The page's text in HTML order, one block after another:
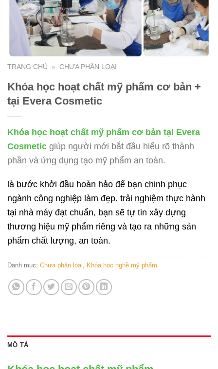
TRANG CHỦ » CHƯA PHÂN LOẠI
Khóa học hoạt chất mỹ phẩm cơ bản +
tại Evera Cosmetic
Khóa học hoạt chất mỹ phẩm cơ bản tại Evera
Cosmetic giúp người mới bắt đầu hiểu rõ thành
phần và ứng dụng tạo mỹ phẩm an toàn.
là bước khởi đầu hoàn hảo để bạn chinh phục
ngành công nghiệp làm đẹp. trải nghiệm thực hành
tại nhà máy đạt chuẩn, bạn sẽ tự tin xây dựng
thương hiệu mỹ phẩm riêng và tạo ra những sản
phẩm chất lượng, an toàn.
Danh mục: Chưa phân loại, Khóa học nghề mỹ phẩm
MÔ TẢ